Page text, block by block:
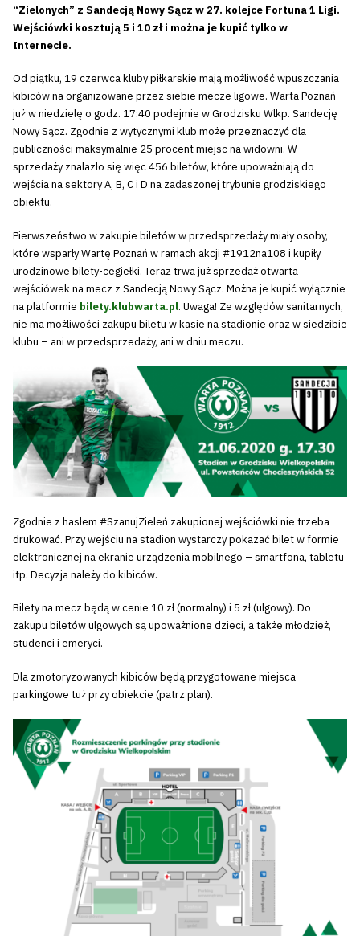
“Zielonych” z Sandecją Nowy Sącz w 27. kolejce Fortuna 1 Ligi.
Wejściówki kosztują 5 i 10 zł i można je kupić tylko w
Internecie.
Od piątku, 19 czerwca kluby piłkarskie mają możliwość wpuszczania
kibiców na organizowane przez siebie mecze ligowe. Warta Poznań
już w niedzielę o godz. 17:40 podejmie w Grodzisku Wlkp. Sandecję
Nowy Sącz. Zgodnie z wytycznymi klub może przeznaczyć dla
publiczności maksymalnie 25 procent miejsc na widowni. W
sprzedaży znalazło się więc 456 biletów, które upoważniają do
wejścia na sektory A, B, C i D na zadaszonej trybunie grodziskiego
obiektu.
Pierwszeństwo w zakupie biletów w przedsprzedaży miały osoby,
które wsparły Wartę Poznań w ramach akcji #1912na108 i kupiły
urodzinowe bilety-cegiełki. Teraz trwa już sprzedaż otwarta
wejściówek na mecz z Sandecją Nowy Sącz. Można je kupić wyłącznie
na platformie bilety.klubwarta.pl. Uwaga! Ze względów sanitarnych,
nie ma możliwości zakupu biletu w kasie na stadionie oraz w siedzibie
klubu – ani w przedsprzedaży, ani w dniu meczu.
Zgodnie z hasłem #SzanujZieleń zakupionej wejściówki nie trzeba
drukować. Przy wejściu na stadion wystarczy pokazać bilet w formie
elektronicznej na ekranie urządzenia mobilnego – smartfona, tabletu
itp. Decyzja należy do kibiców.
Bilety na mecz będą w cenie 10 zł (normalny) i 5 zł (ulgowy). Do
zakupu biletów ulgowych są upoważnione dzieci, a także młodzież,
studenci i emeryci.
Dla zmotoryzowanych kibiców będą przygotowane miejsca
parkingowe tuż przy obiekcie (patrz plan).